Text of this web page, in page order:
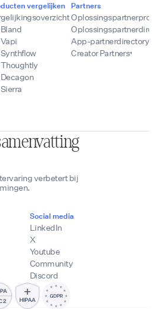
vergelijken Partners
App-partnerdirectory
Creator Partners
verbetert bij
Social media
LinkedIn
X
Youtube
Community
Discord